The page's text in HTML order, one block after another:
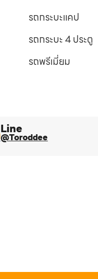
รถกระบะแคป
รถกระบะ 4 ประตู
รถพรีเมี่ยม
Line​
@Toroddee​